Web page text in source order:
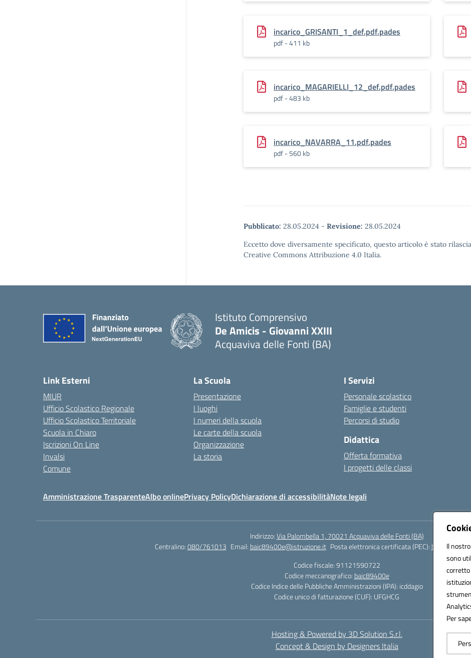
Il
sono
Per
incarico_GRISANTI_1_def.pdf.pades
pdf - 411 kb
incarico_MAGARIELLI_12_def.pdf.pades
pdf - 483 kb
incarico_NAVARRA_11.pdf.pades
pdf - 560 kb
Pubblicato: 28.05.2024 - Revisione: 28.05.2024
Eccetto dove diversamente specificato, questo articolo è stato
Creative Commons Attribuzione 4.0 Italia.
Istituto Comprensivo
De Amicis - Giovanni XXIII
Acquaviva delle Fonti (BA)
Link Esterni
MIUR
Ufficio Scolastico Regionale
Ufficio Scolastico Territoriale
Scuola in Chiaro
Iscrizioni On Line
Invalsi
Comune
La Scuola
Presentazione
I luoghi
I numeri della scuola
Le carte della scuola
Organizzazione
La storia
I Servizi
Personale scolastico
Famiglie e studenti
Percorsi di studio
Didattica
Offerta formativa
I progetti delle classi
Amministrazione TrasparenteAlbo onlinePrivacy PolicyDichiarazione di accessibilitàNote legali
Indirizzo:Via Palombella 1, 70021 Acquaviva delle Fonti (BA)
Centralino:080/761013 Email: baic89400e@istruzione.it Posta elettronica certificata (PEC):
Codice fiscale: 91121590722
Codice meccanografico: baic89400e
Codice Indice delle Pubbliche Amministrazioni (IPA): icddagio
Codice unico di fatturazione (CUF): UFGHCG
Hosting & Powered by 3D Solution S.r.l.
Concept & Design by Designers Italia